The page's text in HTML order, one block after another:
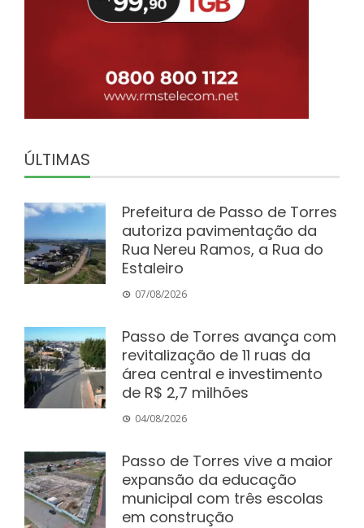
ÚLTIMAS
Prefeitura de Passo de Torres
autoriza pavimentação da
Rua Nereu Ramos, a Rua do
Estaleiro
07/08/2026
Passo de Torres avança com
revitalização de 11 ruas da
área central e investimento
de R$ 2,7 milhões
04/08/2026
Passo de Torres vive a maior
expansão da educação
municipal com três escolas
em construção